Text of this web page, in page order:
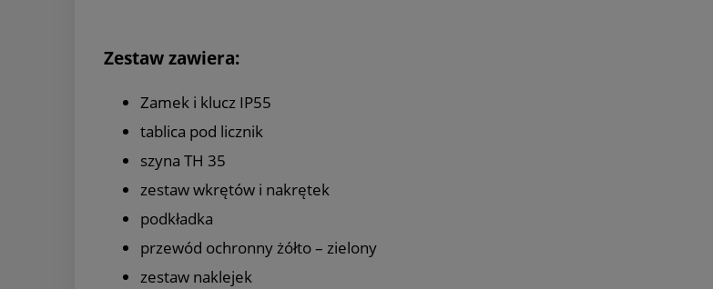
Zestaw zawiera:
Zamek i klucz IP55
tablica pod licznik
szyna TH 35
zestaw wkrętów i nakrętek
podkładka
przewód ochronny żółto – zielony
zestaw naklejek